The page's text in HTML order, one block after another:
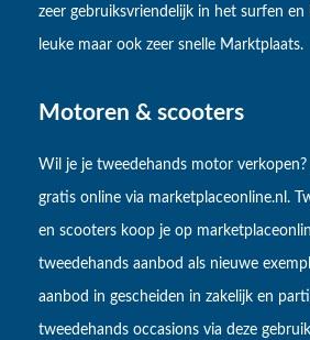
zeer gebruiksvriendelijk in het surfen en
leuke maar ook zeer snelle Marktplaats.
Motoren & scooters
Wil je je tweedehands motor
gratis online via marketplaceonline.nl.
en scooters koop je op
tweedehands aanbod als nieuwe
aanbod in gescheiden in zakelijk en
tweedehands occasions via deze